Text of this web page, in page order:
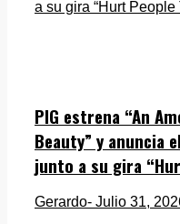
PIG estrena “An
Beauty” y anuncia
junto a su gira
Gerardo- Julio 31,